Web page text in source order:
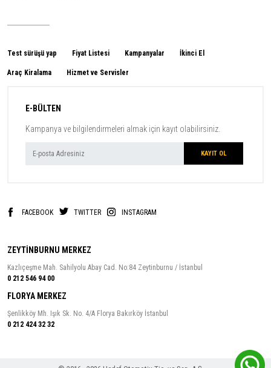
Test sürüşü yap Fiyat Listesi Kampanyalar İkinci El
Araç Kiralama Hizmet ve Servisler
E-BÜLTEN
Kampanya ve bilgilendirmeleri almak için kayıt olabilirsiniz.
FACEBOOK TWITTER INSTAGRAM
ZEYTİNBURNU MERKEZ
Kazlıçeşme Mah. Sahilyolu Abay Cad. No:84 Zeytinburnu / İstanbul
0 212 546 94 00
FLORYA MERKEZ
Şenlikköy Mh. Işık Sk. No. 4/A Florya Bakırköy İstanbul
0 212 424 32 32